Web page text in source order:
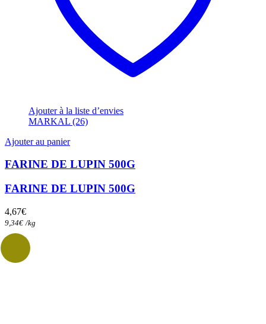
Ajouter à la liste d’envies
MARKAL (26)
Ajouter au panier
FARINE DE LUPIN 500G
FARINE DE LUPIN 500G
4,67€
9,34€ /kg